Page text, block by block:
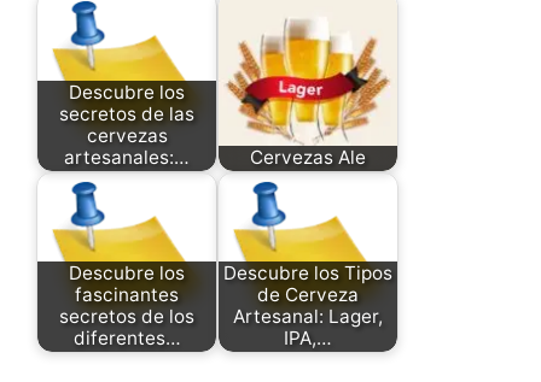
Descubre los
secretos de las
cervezas
artesanales:…
Cervezas Ale
Descubre los
fascinantes
secretos de los
diferentes…
Descubre los Tipos
de Cerveza
Artesanal: Lager,
IPA,…